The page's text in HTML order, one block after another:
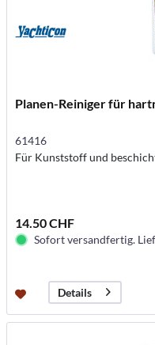
Planen-Reiniger für
61416
Für Kunststoff und
14.50 CHF
Sofort versandfertig.
Details